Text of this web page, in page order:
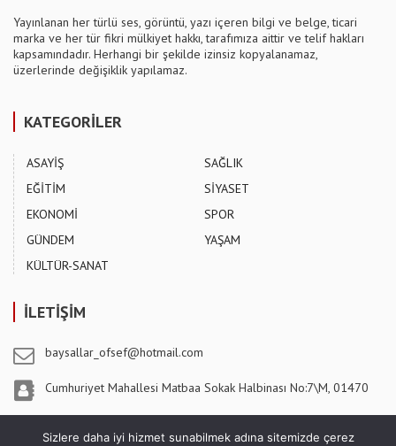
Yayınlanan her türlü ses, görüntü, yazı içeren bilgi ve belge, ticari
marka ve her tür fikri mülkiyet hakkı, tarafımıza aittir ve telif hakları
kapsamındadır. Herhangi bir şekilde izinsiz kopyalanamaz,
üzerlerinde değişiklik yapılamaz.
KATEGORİLER
ASAYİŞ
EĞİTİM
EKONOMİ
GÜNDEM
KÜLTÜR-SANAT
SAĞLIK
SİYASET
SPOR
YAŞAM
İLETİŞİM
baysallar_ofsef@hotmail.com
Cumhuriyet Mahallesi Matbaa Sokak Halbinası No:7\M, 01470
Sizlere daha iyi hizmet sunabilmek adına sitemizde çerez